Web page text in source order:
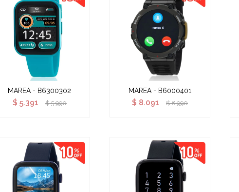
MAREA - B6300302
$ 5.391 $ 5.990
MAREA - B6000401
$ 8.091 $ 8.990